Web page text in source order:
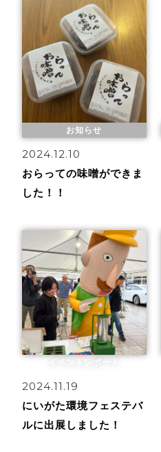
お知らせ
2024.12.10
おらっての味噌ができま
した！！
イベントレポート
2024.11.19
にいがた環境フェステバ
ルに出展しました！